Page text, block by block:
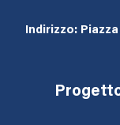
Indirizzo: